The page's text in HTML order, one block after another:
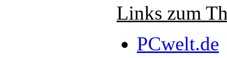
Links zum
PCwelt.de